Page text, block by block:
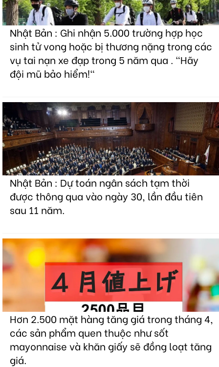
Nhật Bản : Ghi nhận 5.000 trường hợp học
sinh tử vong hoặc bị thương nặng trong các
vụ tai nạn xe đạp trong 5 năm qua . "Hãy
đội mũ bảo hiểm!"
Nhật Bản : Dự toán ngân sách tạm thời
được thông qua vào ngày 30, lần đầu tiên
sau 11 năm.
Hơn 2.500 mặt hàng tăng giá trong tháng 4,
các sản phẩm quen thuộc như sốt
mayonnaise và khăn giấy sẽ đồng loạt tăng
giá.